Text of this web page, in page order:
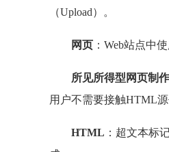
（Upload）。
网页 ：Web站点中
所见所得型网页制
用户不需要接触HTML
HTML ：超文本标